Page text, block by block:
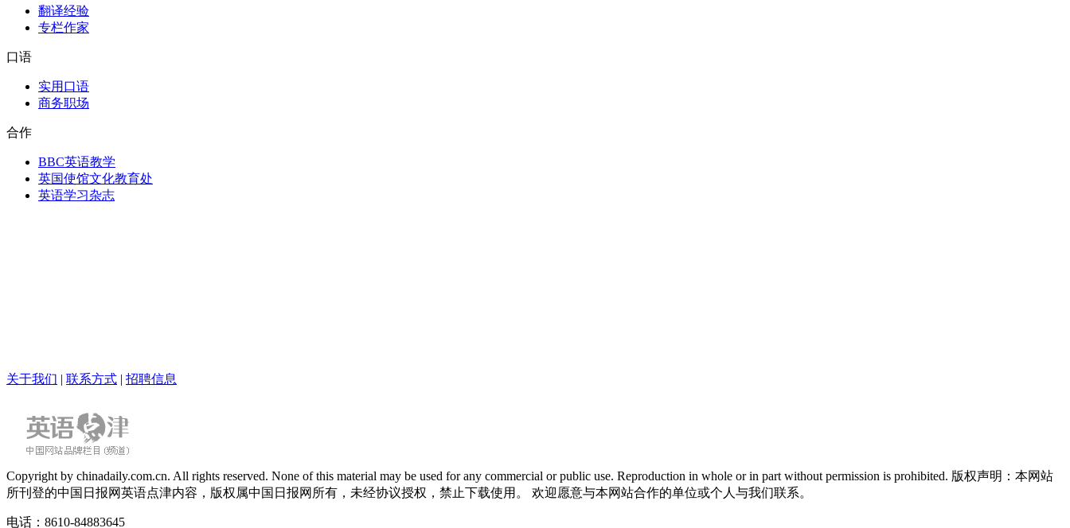
翻译经验
专栏作家
口语
实用口语
商务职场
合作
BBC英语教学
英国使馆文化教育处
英语学习杂志
关于我们 | 联系方式 | 招聘信息
Copyright by chinadaily.com.cn. All rights reserved. None of this material may be used for any commercial or public use. Reproduction in whole or in part without permission is prohibited. 版权声明：本网站
所刊登的中国日报网英语点津内容，版权属中国日报网所有，未经协议授权，禁止下载使用。 欢迎愿意与本网站合作的单位或个人与我们联系。
电话：8610-84883645